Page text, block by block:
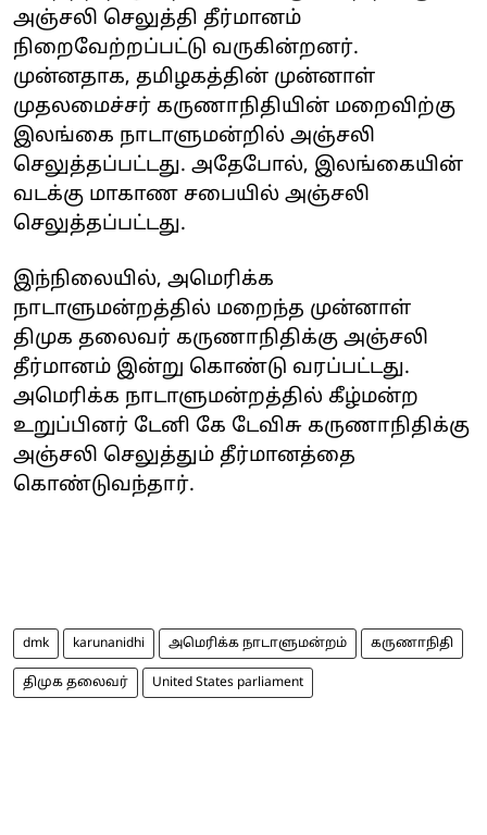
அஞ்சலி செலுத்தி தீர்மானம்
நிறைவேற்றப்பட்டு வருகின்றனர்.
முன்னதாக, தமிழகத்தின் முன்னாள்
முதலமைச்சர் கருணாநிதியின் மறைவிற்கு
இலங்கை நாடாளுமன்றில் அஞ்சலி
செலுத்தப்பட்டது. அதேபோல், இலங்கையின்
வடக்கு மாகாண சபையில் அஞ்சலி
செலுத்தப்பட்டது.
இந்நிலையில், அமெரிக்க
நாடாளுமன்றத்தில் மறைந்த முன்னாள்
திமுக தலைவர் கருணாநிதிக்கு அஞ்சலி
தீர்மானம் இன்று கொண்டு வரப்பட்டது.
அமெரிக்க நாடாளுமன்றத்தில் கீழ்மன்ற
உறுப்பினர் டேனி கே டேவிசு கருணாநிதிக்கு
அஞ்சலி செலுத்தும் தீர்மானத்தை
கொண்டுவந்தார்.
dmk karunanidhi அமெரிக்க நாடாளுமன்றம் கருணாநிதி
திமுக தலைவர் United States parliament